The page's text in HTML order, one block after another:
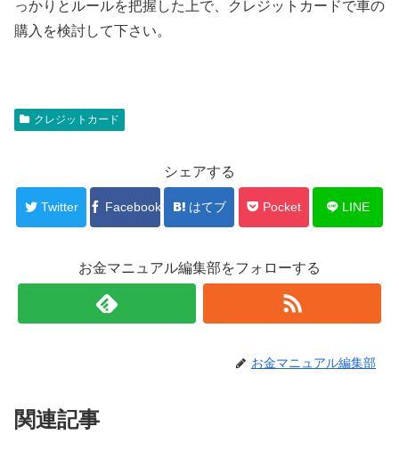
っかりとルールを把握した上で、クレジットカードで車の
購入を検討して下さい。
クレジットカード
シェアする
Twitter Facebook はてブ Pocket LINE
お金マニュアル編集部をフォローする
お金マニュアル編集部
関連記事